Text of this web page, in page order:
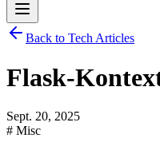
Back to Tech Articles
Flask-
Sept. 20, 2025
# Misc